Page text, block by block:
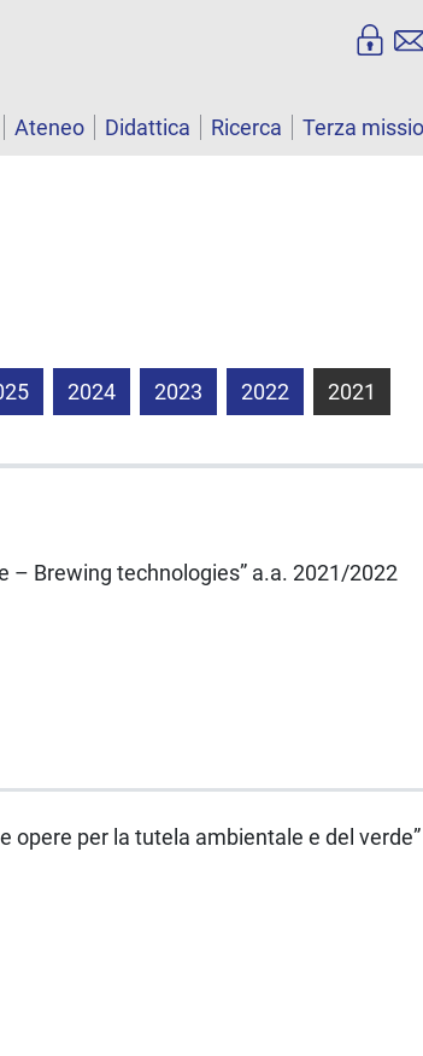
Ateneo Didattica Ricerca Terza
2024 2023 2022 2021
– Brewing technologies” a.a. 2021/2022
opere per la tutela ambientale e del